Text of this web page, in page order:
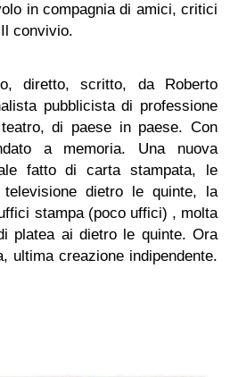
in compagnia di amici, critici
convivio.
diretto, scritto, da Roberto
pubblicista di professione
di paese in paese. Con
a memoria. Una nuova
fatto di carta stampata, le
dietro le quinte, la
stampa (poco uffici) , molta
platea ai dietro le quinte. Ora
ultima creazione indipendente.